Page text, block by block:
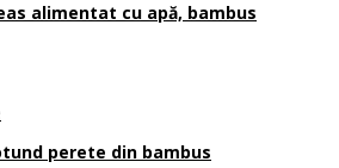
alimentat cu apă, bambus
perete din bambus